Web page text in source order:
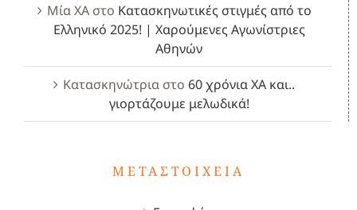
Μία ΧΑστο Κατασκηνωτικές στιγμές από το
Ελληνικό 2025! | Χαρούμενες Αγωνίστριες
Αθηνών
Κατασκηνώτρια στο 60 χρόνια ΧΑ και..
γιορτάζουμε μελωδικά!
ΜΕΤΑΣΤΟΙΧΕΊΑ